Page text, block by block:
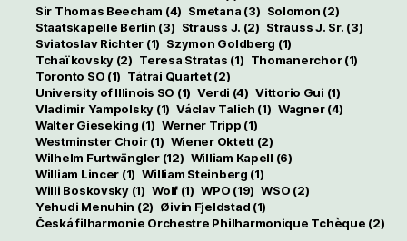
Sir Thomas Beecham (4) Smetana (3) Solomon (2)
Staatskapelle Berlin (3) Strauss J. (2) Strauss J. Sr. (3)
Sviatoslav Richter (1) Szymon Goldberg (1)
Tchaïkovsky(2) Teresa Stratas (1) Thomanerchor(1)
Toronto SO (1) Tátrai Quartet(2)
University of Illinois SO (1) Verdi (4) Vittorio Gui (1)
Vladimir Yampolsky (1) Václav Talich (1) Wagner(4)
Walter Gieseking (1) Werner Tripp (1)
Westminster Choir(1) Wiener Oktett (2)
Wilhelm Furtwängler(12) William Kapell (6)
William Lincer (1) William Steinberg (1)
Willi Boskovsky(1) Wolf(1) WPO (19) WSO (2)
Yehudi Menuhin (2) Øivin Fjeldstad (1)
Česká filharmonie Orchestre Philharmonique Tchèque (2)